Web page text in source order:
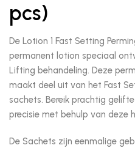
pcs)
De Lotion 1 Fast Setting
permanent lotion speciaal
Lifting behandeling. Deze
maakt deel uit van het Fast
sachets. Bereik prachtig
precisie met behulp van deze
De Sachets zijn eenmalige